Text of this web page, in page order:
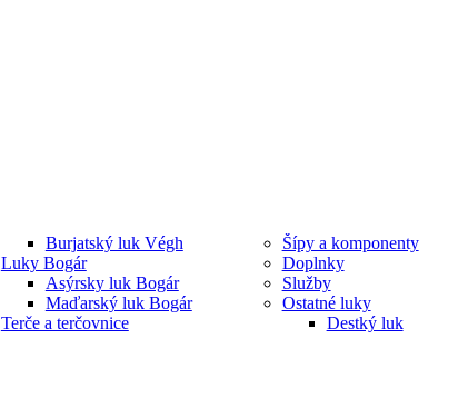
Burjatský luk Végh
Luky Bogár
Asýrsky luk Bogár
Maďarský luk Bogár
Terče a terčovnice
Šípy a komponenty
Doplnky
Služby
Ostatné luky
Destký luk